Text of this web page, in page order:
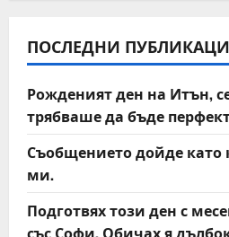
v
i
g
a
t
ПОСЛЕДНИ
Рожденият ден на Итън,
трябваше да бъде
Съобщението дойде като
ми.
Подготвях този ден с
със Софи. Обичах я